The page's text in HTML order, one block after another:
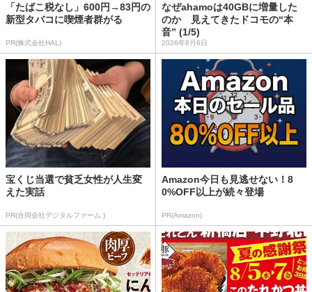
「たばこ税なし」600円→83円の
新型タバコに喫煙者群がる
PR(株式会社HAL)
なぜahamoは40GBに増量した
のか 見えてきたドコモの“本
音” (1/5)
2026年8月6日
宝くじ当選で貧乏女性が人生変
えた実話
PR(合同会社デジタルファーム )
Amazon今日も見逃せない！8
0%OFF以上が続々登場
PR(Amazon)